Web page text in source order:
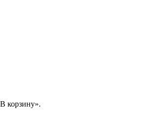
корзину».